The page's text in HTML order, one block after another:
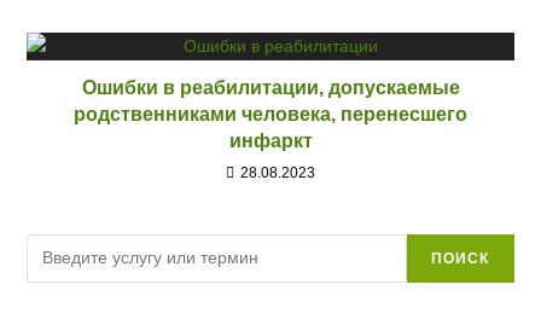
Ошибки в реабилитации, допускаемые
родственниками человека, перенесшего
инфаркт
28.08.2023
ПОИСК